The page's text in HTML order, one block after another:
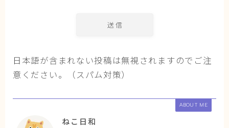
日本語が含まれない投稿は無視されますのでご注
意ください。（スパム対策）
ABOUT ME
ねこ日和